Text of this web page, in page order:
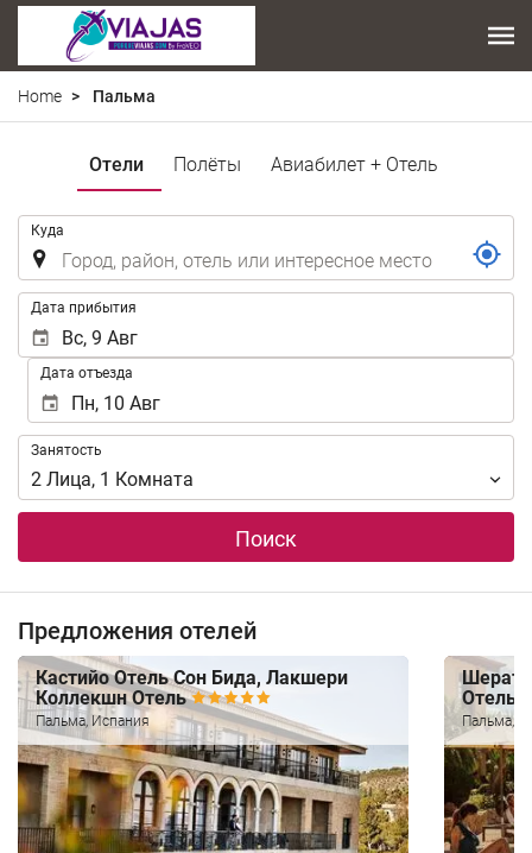
Home Пальма
Отели Полёты Авиабилет + Отель
Куда
Дата прибытия
Дата отъезда
Занятость
Занятость
2 Лица, 1 Комната
Поиск
Предложения отелей
Кастийо Отель Сон Бида, Лакшери
Коллекшн Отель
Пальма, Испания
Отель
Пальма,